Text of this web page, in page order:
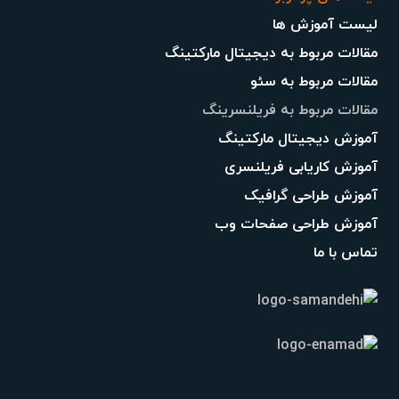
لیست آموزش ها
مقالات مربوط به دیجیتال مارکتینگ
مقالات مربوط به سئو
مقالات مربوط به فریلنسرینگ
آموزش دیجیتال مارکتینگ
آموزش کاریابی فریلنسری
آموزش طراحی گرافیک
آموزش طراحی صفحات وب
تماس با ما